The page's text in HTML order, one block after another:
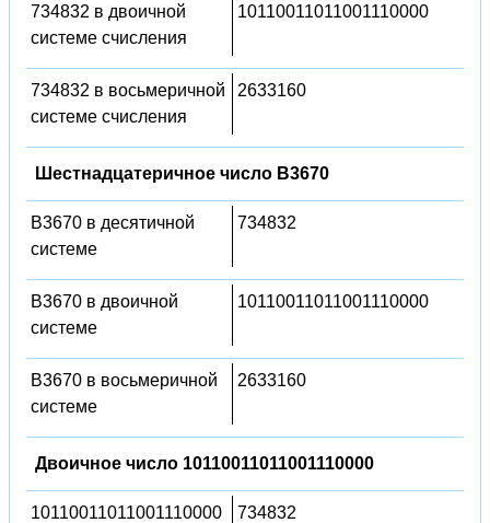
734832 в двоичной
системе счисления
10110011011001110000
734832 в восьмеричной
системе счисления
2633160
Шестнадцатеричное число B3670
B3670 в десятичной
системе
734832
B3670 в двоичной
системе
10110011011001110000
B3670 в восьмеричной
системе
2633160
Двоичное число 10110011011001110000
10110011011001110000
734832